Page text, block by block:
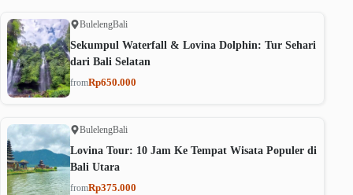
BulelengBali
Sekumpul Waterfall & Lovina Dolphin: Tur Sehari
dari Bali Selatan
fromRp650.000
BulelengBali
Lovina Tour: 10 Jam Ke Tempat Wisata Populer di
Bali Utara
fromRp375.000